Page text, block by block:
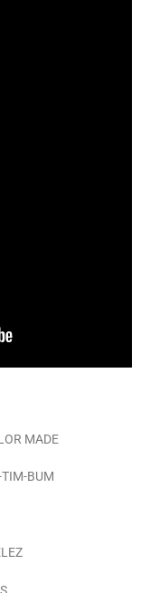
MADE
TIM-BUM